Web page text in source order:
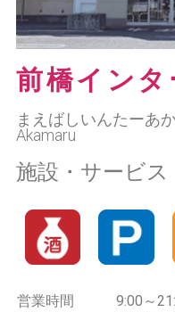
前橋イン
まえばしいんたーあ
Akamaru
施設・サービス
営業時間
9:00～